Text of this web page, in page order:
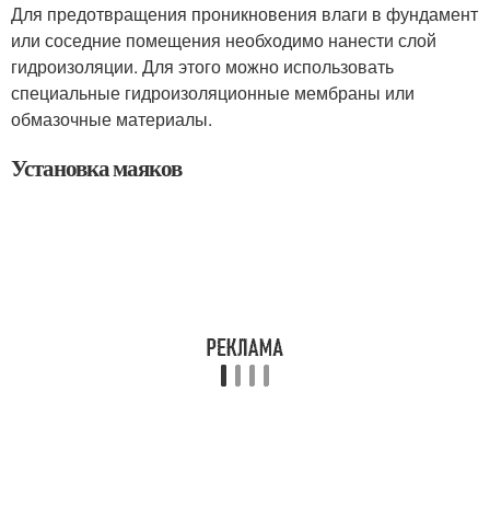
Для предотвращения проникновения влаги в фундамент
или соседние помещения необходимо нанести слой
гидроизоляции. Для этого можно использовать
специальные гидроизоляционные мембраны или
обмазочные материалы.
Установка маяков